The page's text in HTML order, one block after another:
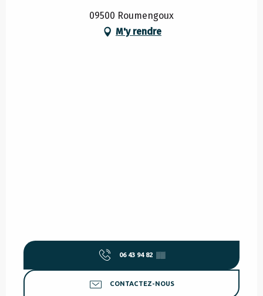
09500 Roumengoux
M'y rendre
06 43 94 82 ▒▒
CONTACTEZ-NOUS